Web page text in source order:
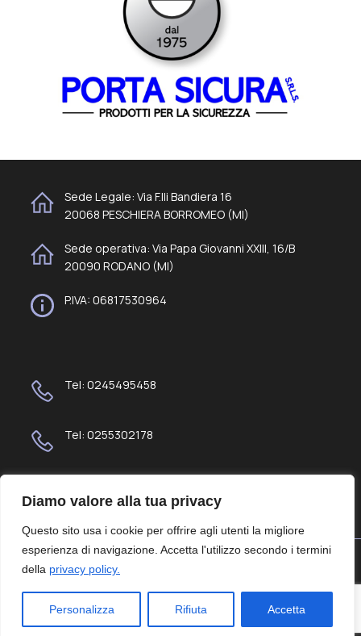
Diamo valore alla tua privacy
Questo sito usa i cookie per offrire agli utenti la migliore
esperienza di navigazione. Accetta l'utilizzo secondo i termini
della privacy policy.
Personalizza Rifiuta Accetta
Sede Legale: Via F.lli Bandiera 16
20068 PESCHIERA BORROMEO (MI)
Sede operativa: Via Papa Giovanni XXIII, 16/B
20090 RODANO (MI)
P.IVA: 06817530964
Tel: 0245495458
Tel: 0255302178
© 2026 Porta sicura. Created with
BDF Communication